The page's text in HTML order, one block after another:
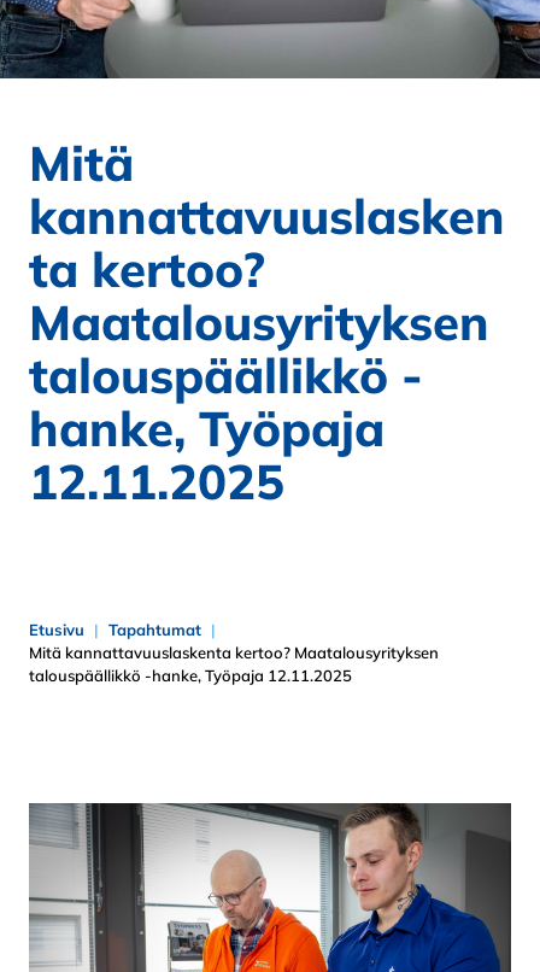
Mitä
kannattavuuslasken
ta kertoo?
Maatalousyrityksen
talouspäällikkö -
hanke, Työpaja
12.11.2025
Etusivu
Tapahtumat
Mitä kannattavuuslaskenta kertoo? Maatalousyrityksen
talouspäällikkö -hanke, Työpaja 12.11.2025